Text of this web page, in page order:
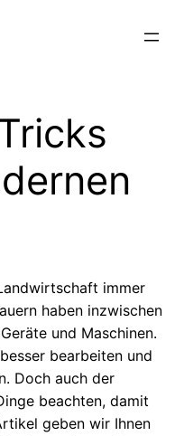
immer
haben inzwischen
und Maschinen.
bearbeiten und
Doch auch der
beachten, damit
geben wir Ihnen